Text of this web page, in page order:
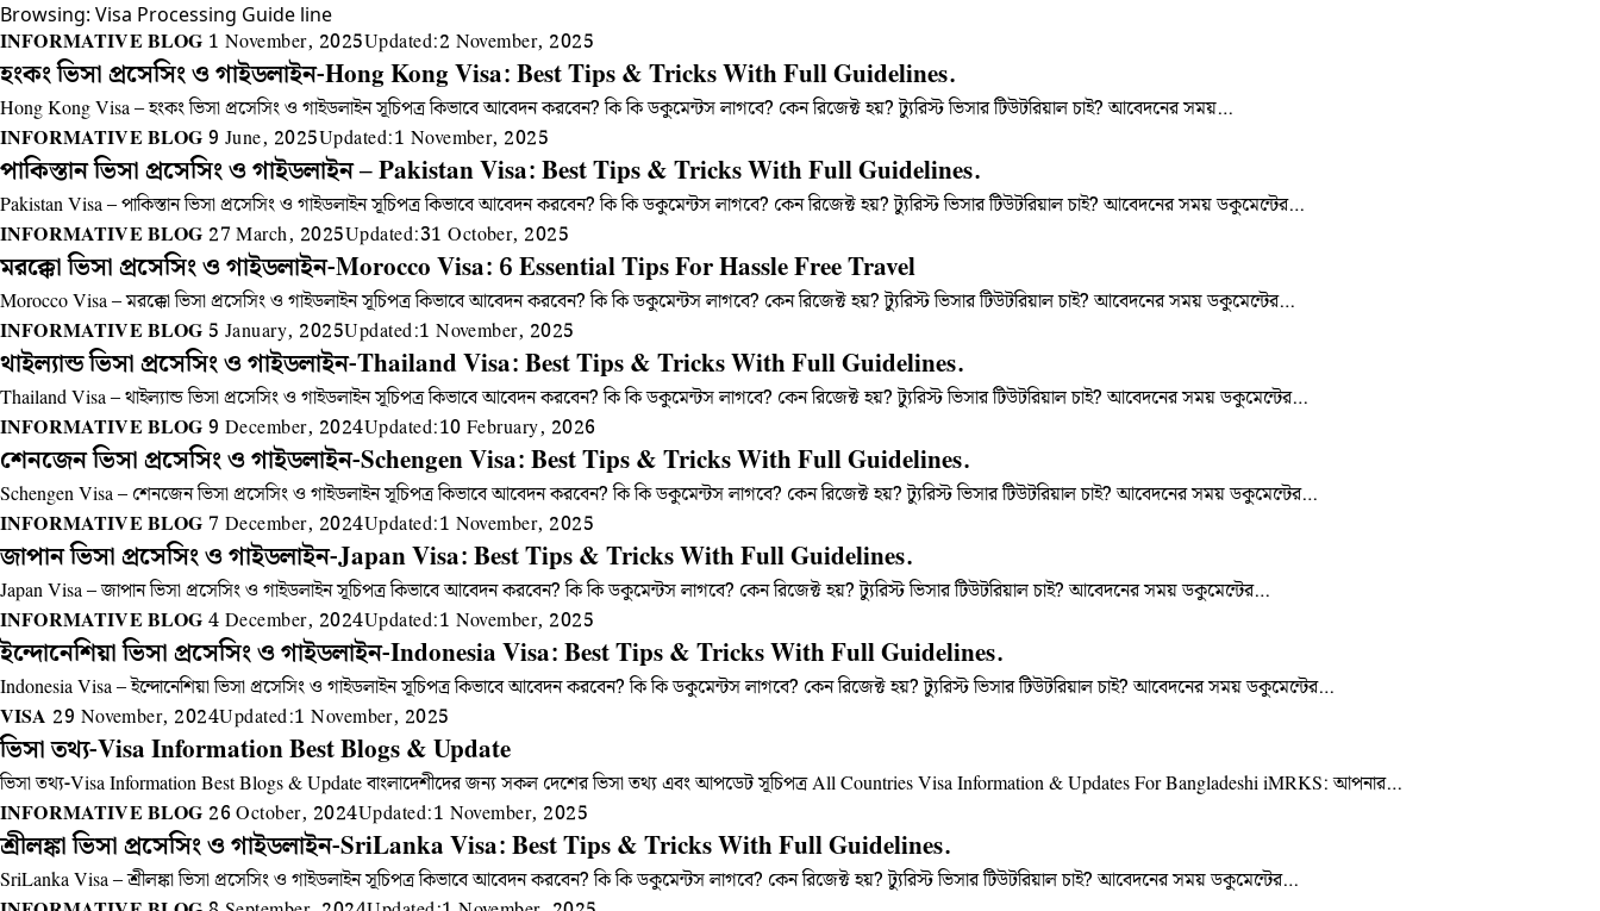
Browsing: Visa Processing Guide line
INFORMATIVE BLOG 1 November, 2025Updated:2 November, 2025
হংকং ভিসা প্রসেসিং ও গাইডলাইন-Hong Kong Visa: Best Tips & Tricks With Full Guidelines.
Hong Kong Visa – হংকং ভিসা প্রসেসিং ও গাইডলাইন সূচিপত্র কিভাবে আবেদন করবেন? কি কি ডকুমেন্টস লাগবে? কেন রিজেক্ট হয়? ট্যুরিস্ট ভিসার টিউটরিয়াল চাই? আবেদনের সময়…
INFORMATIVE BLOG 9 June, 2025Updated:1 November, 2025
পাকিস্তান ভিসা প্রসেসিং ও গাইডলাইন – Pakistan Visa: Best Tips & Tricks With Full Guidelines.
Pakistan Visa – পাকিস্তান ভিসা প্রসেসিং ও গাইডলাইন সূচিপত্র কিভাবে আবেদন করবেন? কি কি ডকুমেন্টস লাগবে? কেন রিজেক্ট হয়? ট্যুরিস্ট ভিসার টিউটরিয়াল চাই? আবেদনের সময় ডকুমেন্টের…
INFORMATIVE BLOG 27 March, 2025Updated:31 October, 2025
মরক্কো ভিসা প্রসেসিং ও গাইডলাইন-Morocco Visa: 6 Essential Tips For Hassle Free Travel
Morocco Visa – মরক্কো ভিসা প্রসেসিং ও গাইডলাইন সূচিপত্র কিভাবে আবেদন করবেন? কি কি ডকুমেন্টস লাগবে? কেন রিজেক্ট হয়? ট্যুরিস্ট ভিসার টিউটরিয়াল চাই? আবেদনের সময় ডকুমেন্টের…
INFORMATIVE BLOG 5 January, 2025Updated:1 November, 2025
থাইল্যান্ড ভিসা প্রসেসিং ও গাইডলাইন-Thailand Visa: Best Tips & Tricks With Full Guidelines.
Thailand Visa – থাইল্যান্ড ভিসা প্রসেসিং ও গাইডলাইন সূচিপত্র কিভাবে আবেদন করবেন? কি কি ডকুমেন্টস লাগবে? কেন রিজেক্ট হয়? ট্যুরিস্ট ভিসার টিউটরিয়াল চাই? আবেদনের সময় ডকুমেন্টের…
INFORMATIVE BLOG 9 December, 2024Updated:10 February, 2026
শেনজেন ভিসা প্রসেসিং ও গাইডলাইন-Schengen Visa: Best Tips & Tricks With Full Guidelines.
Schengen Visa – শেনজেন ভিসা প্রসেসিং ও গাইডলাইন সূচিপত্র কিভাবে আবেদন করবেন? কি কি ডকুমেন্টস লাগবে? কেন রিজেক্ট হয়? ট্যুরিস্ট ভিসার টিউটরিয়াল চাই? আবেদনের সময় ডকুমেন্টের…
INFORMATIVE BLOG 7 December, 2024Updated:1 November, 2025
জাপান ভিসা প্রসেসিং ও গাইডলাইন-Japan Visa: Best Tips & Tricks With Full Guidelines.
Japan Visa – জাপান ভিসা প্রসেসিং ও গাইডলাইন সূচিপত্র কিভাবে আবেদন করবেন? কি কি ডকুমেন্টস লাগবে? কেন রিজেক্ট হয়? ট্যুরিস্ট ভিসার টিউটরিয়াল চাই? আবেদনের সময় ডকুমেন্টের…
INFORMATIVE BLOG 4 December, 2024Updated:1 November, 2025
ইন্দোনেশিয়া ভিসা প্রসেসিং ও গাইডলাইন-Indonesia Visa: Best Tips & Tricks With Full Guidelines.
Indonesia Visa – ইন্দোনেশিয়া ভিসা প্রসেসিং ও গাইডলাইন সূচিপত্র কিভাবে আবেদন করবেন? কি কি ডকুমেন্টস লাগবে? কেন রিজেক্ট হয়? ট্যুরিস্ট ভিসার টিউটরিয়াল চাই? আবেদনের সময় ডকুমেন্টের…
VISA 29 November, 2024Updated:1 November, 2025
ভিসা তথ্য-Visa Information Best Blogs & Update
ভিসা তথ্য-Visa Information Best Blogs & Update বাংলাদেশীদের জন্য সকল দেশের ভিসা তথ্য এবং আপডেট সূচিপত্র All Countries Visa Information & Updates For Bangladeshi iMRKS: আপনার…
INFORMATIVE BLOG 26 October, 2024Updated:1 November, 2025
শ্রীলঙ্কা ভিসা প্রসেসিং ও গাইডলাইন-SriLanka Visa: Best Tips & Tricks With Full Guidelines.
SriLanka Visa – শ্রীলঙ্কা ভিসা প্রসেসিং ও গাইডলাইন সূচিপত্র কিভাবে আবেদন করবেন? কি কি ডকুমেন্টস লাগবে? কেন রিজেক্ট হয়? ট্যুরিস্ট ভিসার টিউটরিয়াল চাই? আবেদনের সময় ডকুমেন্টের…